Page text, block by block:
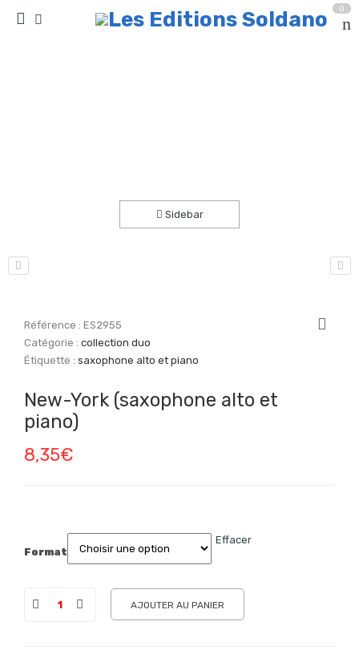
0
Sidebar
Référence :ES2955
Catégorie :collection duo
Étiquette :saxophone alto et piano
New-York (saxophone alto et
piano)
8,35€
Format
Effacer
AJOUTER AU PANIER